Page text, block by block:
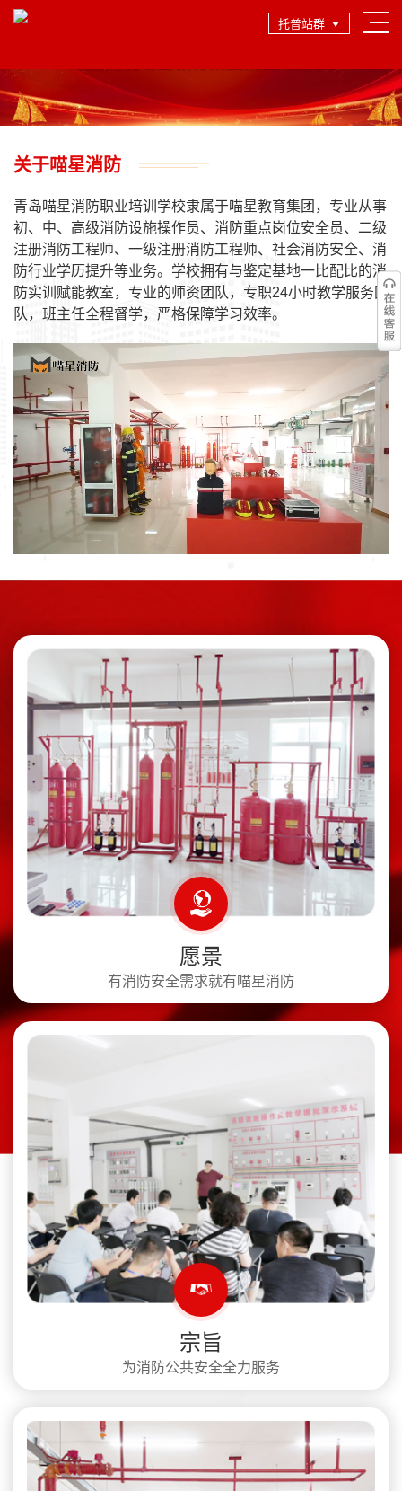
托普站群
关于喵星消防
青岛喵星消防职业培训学校隶属于喵星教育集团，专业从事
初、中、高级消防设施操作员、消防重点岗位安全员、二级
注册消防工程师、一级注册消防工程师、社会消防安全、消
防行业学历提升等业务。学校拥有与鉴定基地一比配比的消
防实训赋能教室，专业的师资团队，专职24小时教学服务团
队，班主任全程督学，严格保障学习效率。
愿景
有消防安全需求就有喵星消防
宗旨
为消防公共安全全力服务